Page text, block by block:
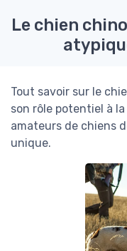
Le chien
Tout savoir sur le
son rôle potentiel à
amateurs de chiens
unique.